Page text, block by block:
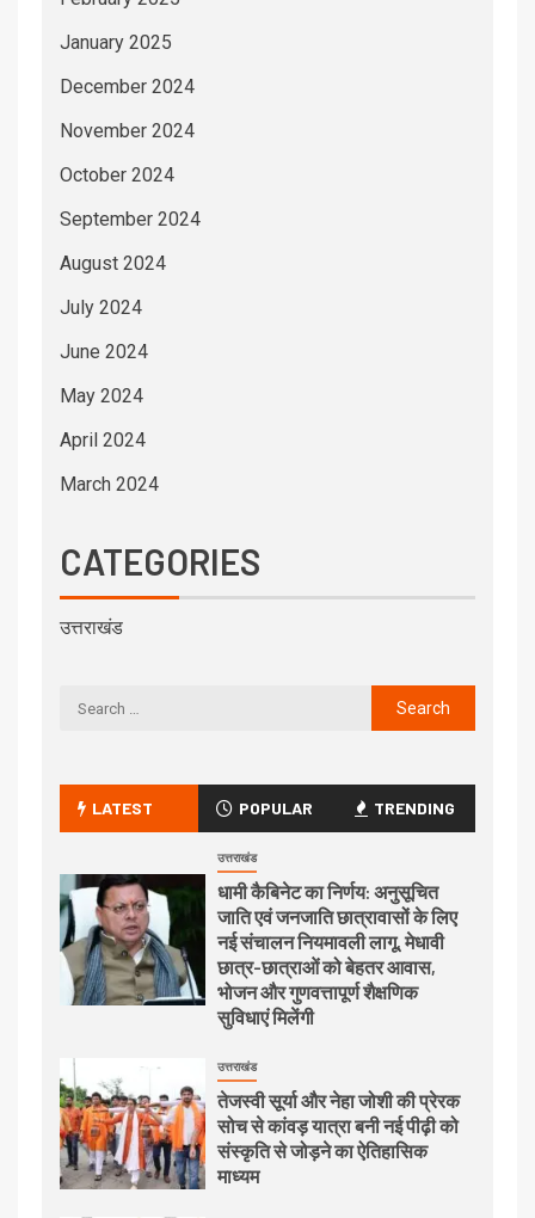
January 2025
December 2024
November 2024
October 2024
September 2024
August 2024
July 2024
June 2024
May 2024
April 2024
March 2024
CATEGORIES
उत्तराखंड
LATEST POPULAR TRENDING
उत्तराखंड
धामी कैबिनेट का निर्णय: अनुसूचित
जाति एवं जनजाति छात्रावासों के लिए
नई संचालन नियमावली लागू, मेधावी
छात्र-छात्राओं को बेहतर आवास,
भोजन और गुणवत्तापूर्ण शैक्षणिक
सुविधाएं मिलेंगी
उत्तराखंड
तेजस्वी सूर्या और नेहा जोशी की प्रेरक
सोच से कांवड़ यात्रा बनी नई पीढ़ी को
संस्कृति से जोड़ने का ऐतिहासिक
माध्यम